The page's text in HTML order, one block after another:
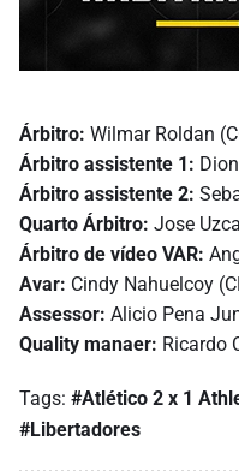
Árbitro: Wilmar Roldan
Árbitro assistente 1:
Árbitro assistente 2:
Quarto Árbitro: Jose
Árbitro de vídeo VAR:
Avar: Cindy Nahuelcoy
Assessor: Alicio Pena
Quality manaer: Ricardo
Tags: #Atlético 2 x 1
#Libertadores